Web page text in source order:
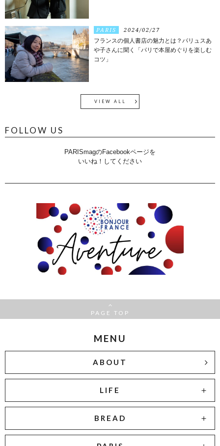
PARIS 2024/02/27
フランスの個人書店の魅力とは？パリュスあ
や子さんに聞く「パリで本屋めぐりを楽しむ
コツ」
VIEW ALL
FOLLOW US
PARISmagのFacebookページを
いいね！してください
PAGE TOP
MENU
ABOUT
LIFE
BREAD